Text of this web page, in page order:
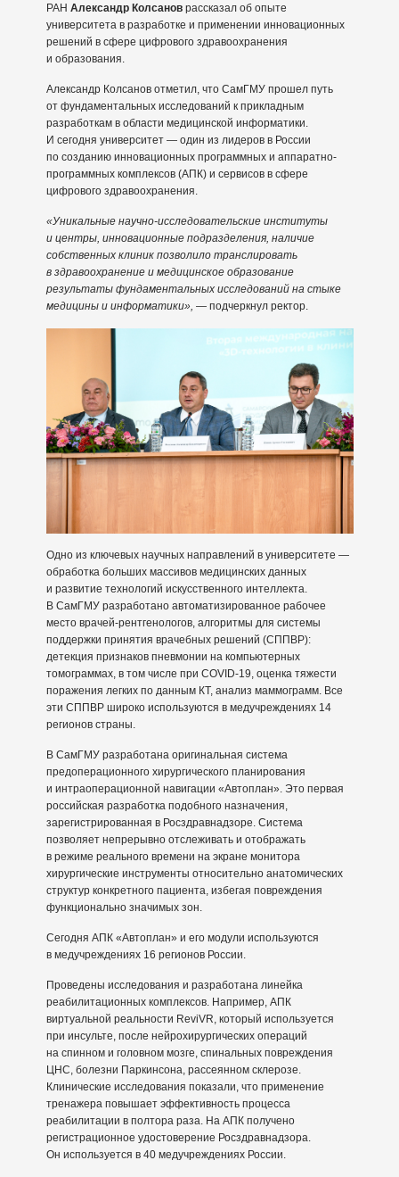
РАН Александр Колсановрассказал об опыте
университета в разработке и применении инновационных
решений в сфере цифрового здравоохранения
и образования.
Александр Колсанов отметил, что СамГМУ прошел путь
от фундаментальных исследований к прикладным
разработкам в области медицинской информатики.
И сегодня университет — один из лидеров в России
по созданию инновационных программных и аппаратно-
программных комплексов (АПК) и сервисов в сфере
цифрового здравоохранения.
«Уникальные научно-исследовательские институты
и центры, инновационные подразделения, наличие
собственных клиник позволило транслировать
в здравоохранение и медицинское образование
результаты фундаментальных исследований на стыке
медицины и информатики», — подчеркнул ректор.
Одно из ключевых научных направлений в университете —
обработка больших массивов медицинских данных
и развитие технологий искусственного интеллекта.
В СамГМУ разработано автоматизированное рабочее
место врачей-рентгенологов, алгоритмы для системы
поддержки принятия врачебных решений (СППВР):
детекция признаков пневмонии на компьютерных
томограммах, в том числе при COVID-19, оценка тяжести
поражения легких по данным КТ, анализ маммограмм. Все
эти СППВР широко используются в медучреждениях 14
регионов страны.
В СамГМУ разработана оригинальная система
предоперационного хирургического планирования
и интраоперационной навигации «Автоплан». Это первая
российская разработка подобного назначения,
зарегистрированная в Росздравнадзоре. Система
позволяет непрерывно отслеживать и отображать
в режиме реального времени на экране монитора
хирургические инструменты относительно анатомических
структур конкретного пациента, избегая повреждения
функционально значимых зон.
Сегодня АПК «Автоплан» и его модули используются
в медучреждениях 16 регионов России.
Проведены исследования и разработана линейка
реабилитационных комплексов. Например, АПК
виртуальной реальности ReviVR, который используется
при инсульте, после нейрохирургических операций
на спинном и головном мозге, спинальных повреждения
ЦНС, болезни Паркинсона, рассеянном склерозе.
Клинические исследования показали, что применение
тренажера повышает эффективность процесса
реабилитации в полтора раза. На АПК получено
регистрационное удостоверение Росздравнадзора.
Он используется в 40 медучреждениях России.